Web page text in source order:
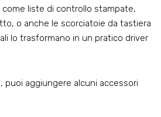
liste di controllo stampate,
o anche le scorciatoie da tastiera
lo trasformano in un pratico driver
puoi aggiungere alcuni accessori